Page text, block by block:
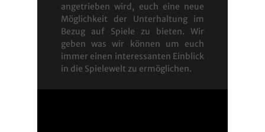
angetrieben wird, euch eine neue
Möglichkeit der Unterhaltung im
Bezug auf Spiele zu bieten. Wir
geben was wir können um euch
immer einen interessanten Einblick
in die Spielewelt zu ermöglichen.